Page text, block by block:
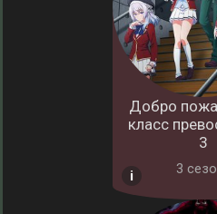
Добро
класс
3
3